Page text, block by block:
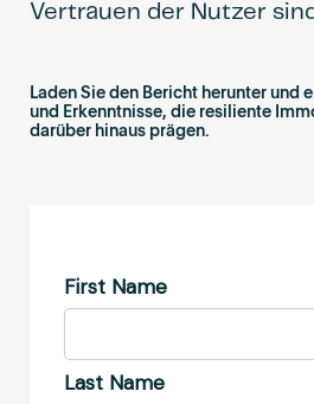
Vertrauen der Nutzer
Laden Sie den Bericht herunter und
und Erkenntnisse, die resiliente
darüber hinaus prägen.